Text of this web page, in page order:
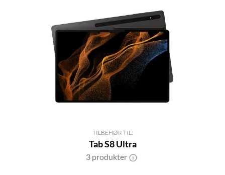
TILBEHØR TIL:
Tab S8 Ultra
3 produkter